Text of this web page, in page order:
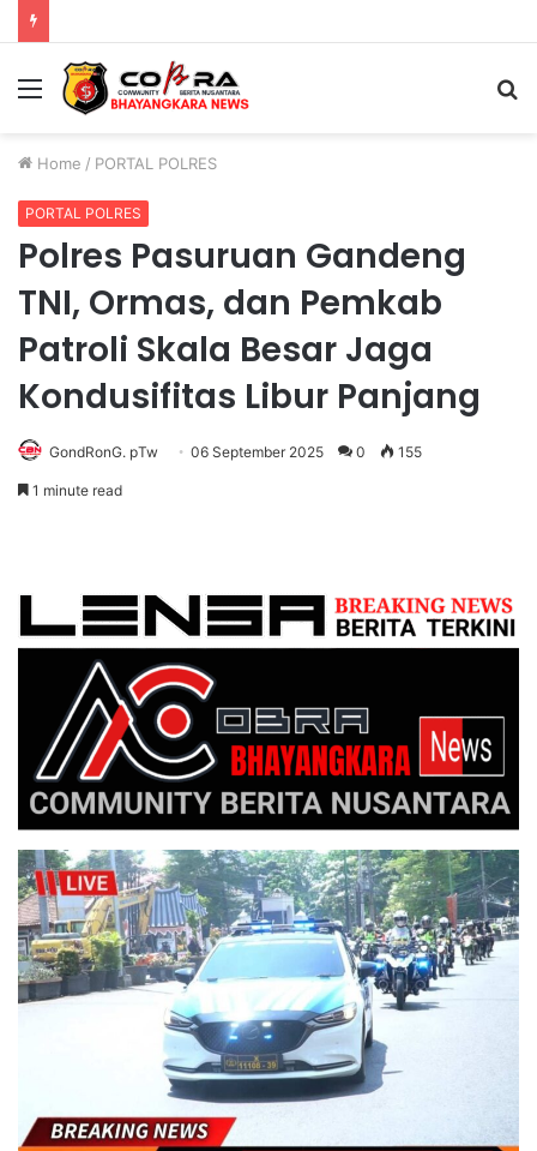
Menu
Home / PORTAL POLRES
PORTAL POLRES
Polres Pasuruan Gandeng
TNI, Ormas, dan Pemkab
Patroli Skala Besar Jaga
Kondusifitas Libur Panjang
GondRonG. pTw 06 September 2025 0 155
1 minute read